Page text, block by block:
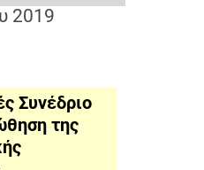
y
a
2019
Συνέδριο
της